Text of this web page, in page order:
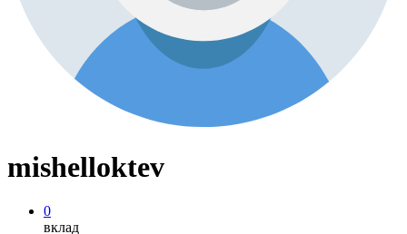
mishelloktev
0
вклад